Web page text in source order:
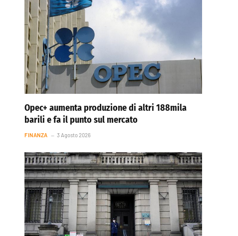
Opec+ aumenta produzione di altri 188mila
barili e fa il punto sul mercato
FINANZA 3 Agosto 2026